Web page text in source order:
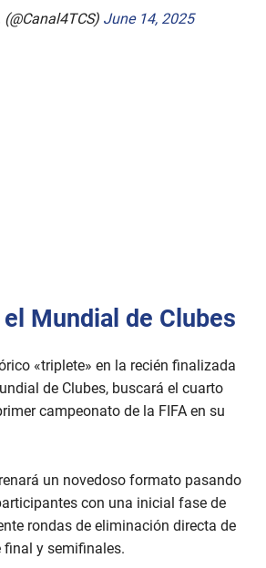
June 14, 2025
el Mundial de Clubes
«triplete» en la recién finalizada
de Clubes, buscará el cuarto
campeonato de la FIFA en su
un novedoso formato pasando
con una inicial fase de
rondas de eliminación directa de
final y semifinales.